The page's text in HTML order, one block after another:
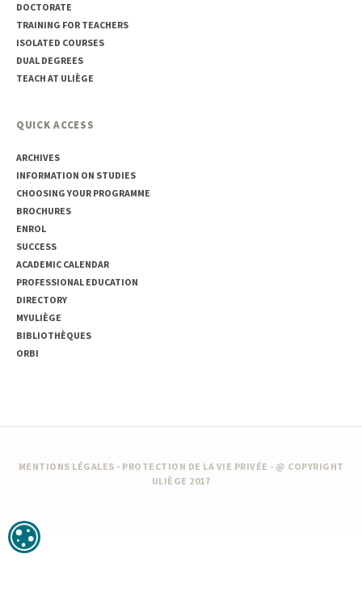
DOCTORATE
TRAINING FOR TEACHERS
ISOLATED COURSES
DUAL DEGREES
TEACH AT ULIÈGE
QUICK ACCESS
ARCHIVES
INFORMATION ON STUDIES
CHOOSING YOUR PROGRAMME
BROCHURES
ENROL
SUCCESS
ACADEMIC CALENDAR
PROFESSIONAL EDUCATION
DIRECTORY
MYULIÈGE
BIBLIOTHÈQUES
ORBI
MENTIONS LÉGALES - PROTECTION DE LA VIE PRIVÉE - @ COPYRIGHT
ULIÈGE 2017